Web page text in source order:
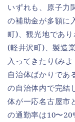
いずれも、原子力
の補助金が多額に
町)、観光地であ
(軽井沢町)、製造
入ってきたり(み
自治体ばかりであ
の自治体内で完結
体が一応名古屋市
の通勤率は10〜